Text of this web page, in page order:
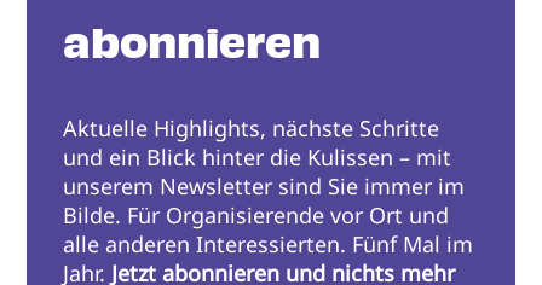
abonnieren
Aktuelle Highlights, nächste Schritte
und ein Blick hinter die Kulissen – mit
unserem Newsletter sind Sie immer im
Bilde. Für Organisierende vor Ort und
alle anderen Interessierten. Fünf Mal im
Jahr. Jetzt abonnieren und nichts mehr